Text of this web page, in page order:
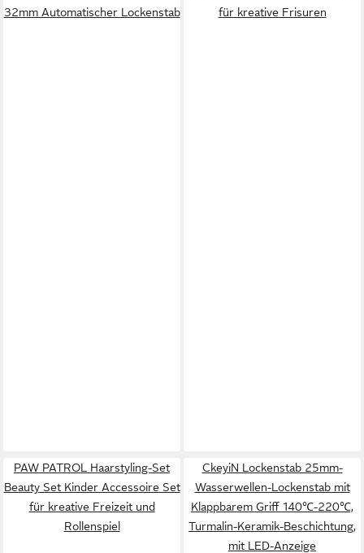
32mm Automatischer Lockenstab
für kreative Frisuren
PAW PATROL Haarstyling-Set
Beauty Set Kinder Accessoire Set
für kreative Freizeit und
Rollenspiel
CkeyiN Lockenstab 25mm-
Wasserwellen-Lockenstab mit
Klappbarem Griff 140℃-220℃,
Turmalin-Keramik-Beschichtung,
mit LED-Anzeige